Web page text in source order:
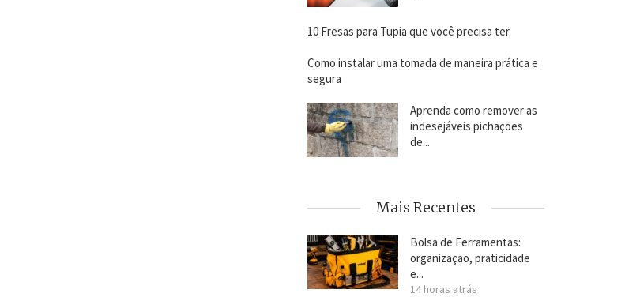
10 Fresas para Tupia que você precisa ter
Como instalar uma tomada de maneira prática e
segura
Aprenda como remover as
indesejáveis pichações
de...
Mais Recentes
Bolsa de Ferramentas:
organização, praticidade
e...
14 horas atrás